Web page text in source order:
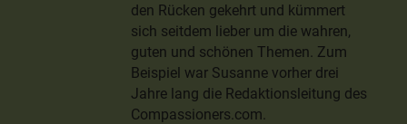
den Rücken gekehrt und kümmert
sich seitdem lieber um die wahren,
guten und schönen Themen. Zum
Beispiel war Susanne vorher drei
Jahre lang die Redaktionsleitung des
Compassioners.com.